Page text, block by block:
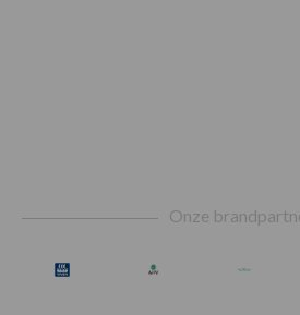
Onze